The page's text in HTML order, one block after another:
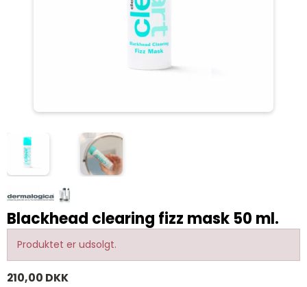
Blackhead clearing fizz mask 50 ml.
Produktet er udsolgt.
210,00 DKK